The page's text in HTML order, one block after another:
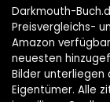
Darkmouth-
Preisvergleichs-
Amazon
neuesten
Bilder unterliegen
Eigentümer. Alle